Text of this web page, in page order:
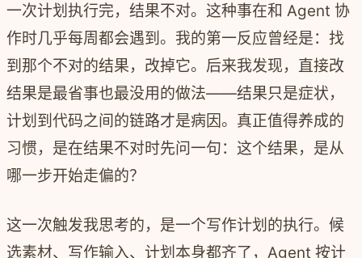
一次计划执行完，结果不对。这种事在和 Agent 协
作时几乎每周都会遇到。我的第一反应曾经是：找
到那个不对的结果，改掉它。后来我发现，直接改
结果是最省事也最没用的做法——结果只是症状，
计划到代码之间的链路才是病因。真正值得养成的
习惯，是在结果不对时先问一句：这个结果，是从
哪一步开始走偏的？
这一次触发我思考的，是一个写作计划的执行。候
选素材、写作输入、计划本身都齐了，Agent 按计